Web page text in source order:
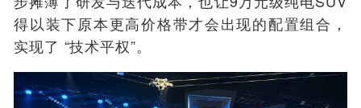
得以装下原本更高价格带才会出现的配置组合，
实现了 “技术平权”。